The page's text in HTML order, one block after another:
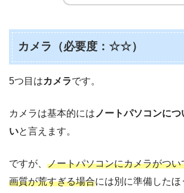
カメラ（必要度：☆☆）
5つ目はカメラです。
カメラは基本的には ノートパソコンに
いと言えます。
ですが、 ノートパソコンにカメラがつ
画質が荒すぎる場合には別に準備したほ